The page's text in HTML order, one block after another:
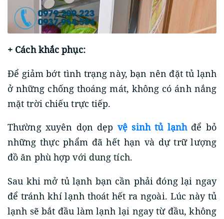
+ Cách khắc phục:
Để giảm bớt tình trạng này, bạn nên đặt tủ lạnh
ở những chống thoáng mát, không có ánh nắng
mặt trời chiếu trực tiếp.
Thường xuyên dọn dẹp vệ sinh tủ lạnhđể bỏ
những thực phẩm đã hết hạn và dự trữ lượng
đồ ăn phù hợp với dung tích.
Sau khi mở tủ lạnh bạn cần phải đóng lại ngay
để tránh khí lạnh thoát hết ra ngoài. Lúc này tủ
lạnh sẽ bắt đầu làm lạnh lại ngay từ đầu, không